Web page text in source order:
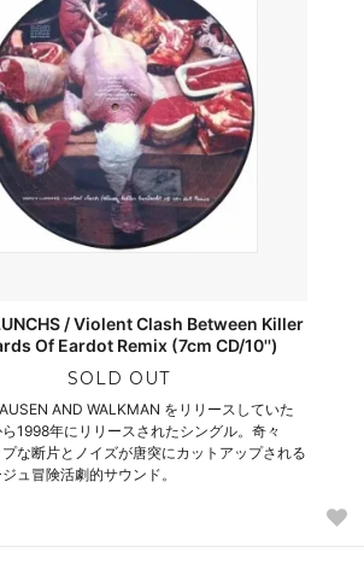
/ Violent Clash Between Killer
Of Eardot Remix (7cm CD/10'')
SOLD OUT
AND WALKMAN をリリースしていた
1998年にリリースされたシングル。奇々
な断片とノイズが唐突にカットアップされる
ュ冒険活劇的サウンド。